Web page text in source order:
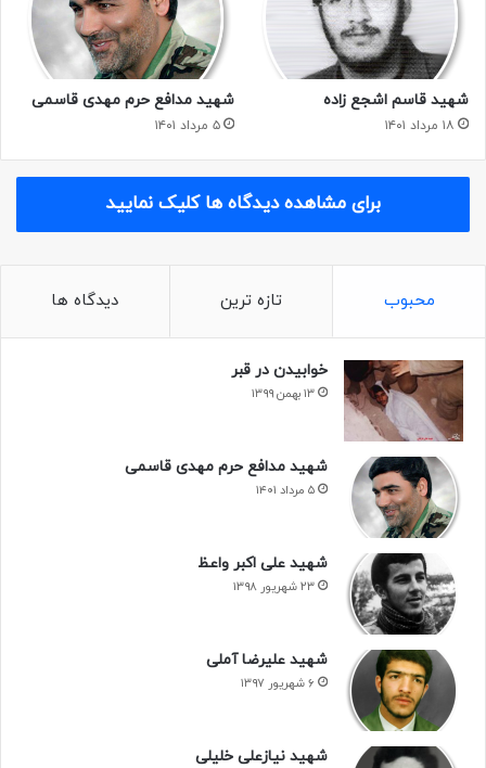
شهید قاسم اشجع زاده
۱۸ مرداد ۱۴۰۱
شهید مدافع حرم مهدی قاسمی
۵ مرداد ۱۴۰۱
برای مشاهده دیدگاه ها کلیک نمایید
محبوب تازه ترین دیدگاه ها
خوابیدن در قبر
۱۳ بهمن ۱۳۹۹
شهید مدافع حرم مهدی قاسمی
۵ مرداد ۱۴۰۱
شهید علی اکبر واعظ
۲۳ شهریور ۱۳۹۸
شهید علیرضا آملی
۶ شهریور ۱۳۹۷
شهید نیازعلی خلیلی